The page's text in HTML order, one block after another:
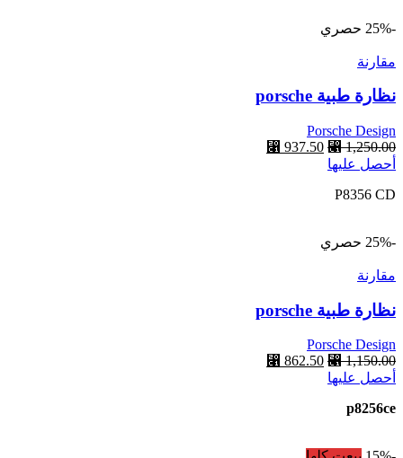
-25% حصري
مقارنة
نظارة طبية porsche
Porsche Design
⃁1,250.00
⃁ 937.50
أحصل عليها
P8356 CD
-25% حصري
مقارنة
نظارة طبية porsche
Porsche Design
⃁1,150.00
⃁ 862.50
أحصل عليها
p8256ce